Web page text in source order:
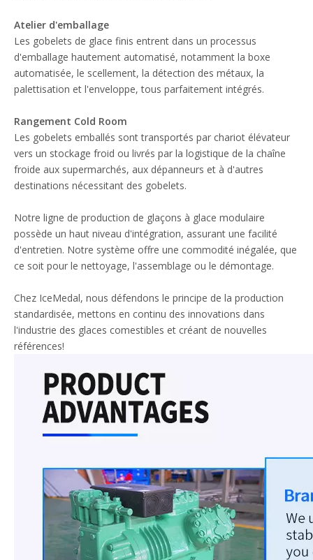
Atelier d'emballage
Les gobelets de glace finis entrent dans un processus
d'emballage hautement automatisé, notamment la boxe
automatisée, le scellement, la détection des métaux, la
palettisation et l'enveloppe, tous parfaitement intégrés.
Rangement Cold Room
Les gobelets emballés sont transportés par chariot élévateur
vers un stockage froid ou livrés par la logistique de la chaîne
froide aux supermarchés, aux dépanneurs et à d'autres
destinations nécessitant des gobelets.
Notre ligne de production de glaçons à glace modulaire
possède un haut niveau d'intégration, assurant une facilité
d'entretien. Notre système offre une commodité inégalée, que
ce soit pour le nettoyage, l'assemblage ou le démontage.
Chez IceMedal, nous défendons le principe de la production
standardisée, mettons en continu des innovations dans
l'industrie des glaces comestibles et créant de nouvelles
références!